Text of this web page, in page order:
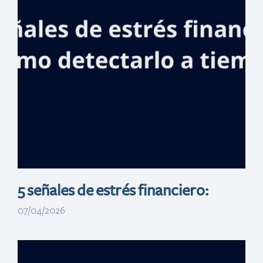
por US$345
millones para la
5 señales de estrés financiero:
07/04/2026